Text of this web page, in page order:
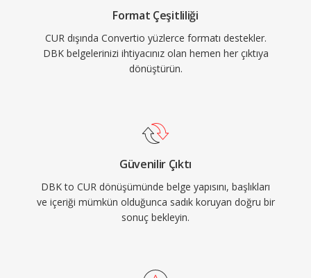
Format Çeşitliliği
CUR dışında Convertio yüzlerce formatı destekler.
DBK belgelerinizi ihtiyacınız olan hemen her çıktıya
dönüştürün.
Güvenilir Çıktı
DBK to CUR dönüşümünde belge yapısını, başlıkları
ve içeriği mümkün olduğunca sadık koruyan doğru bir
sonuç bekleyin.